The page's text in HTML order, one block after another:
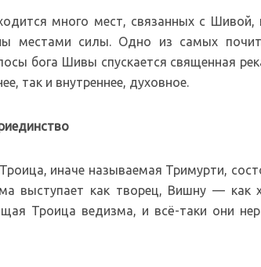
много мест, связанных с
местами силы. Одно из самых
бога Шивы спускается священная
так и внутреннее, духовное.
иначе называемая Тримурти,
выступает как творец, Вишну — как
Троица ведизма, и всё-таки они